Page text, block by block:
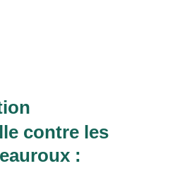
contre les
: